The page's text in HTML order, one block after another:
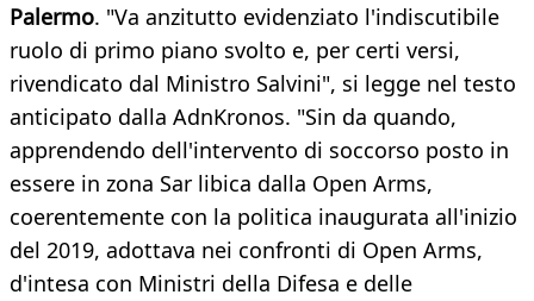
Palermo. "Va anzitutto evidenziato l'indiscutibile
ruolo di primo piano svolto e, per certi versi,
rivendicato dal Ministro Salvini", si legge nel testo
anticipato dalla AdnKronos. "Sin da quando,
apprendendo dell'intervento di soccorso posto in
essere in zona Sar libica dalla Open Arms,
coerentemente con la politica inaugurata all'inizio
del 2019, adottava nei confronti di Open Arms,
d'intesa con Ministri della Difesa e delle